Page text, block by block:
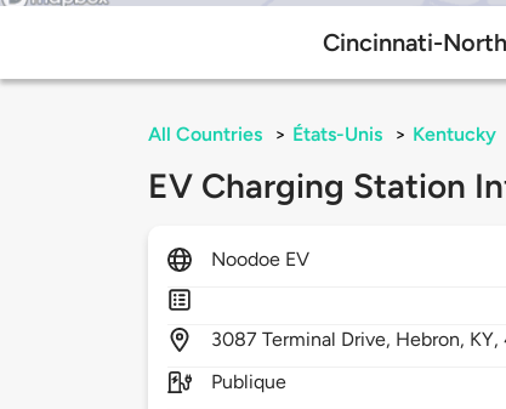
Cincinnati-
All Countries > États-Unis > Kentucky
EV Charging Station
Noodoe EV
3087Terminal Drive, Hebron, KY,
Publique